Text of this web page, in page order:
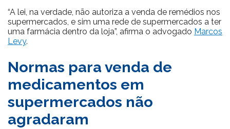
“A lei, na verdade, não autoriza a venda de remédios nos
supermercados, e sim uma rede de supermercados a ter
uma farmácia dentro da loja”, afirma o advogado Marcos
Levy.
Normas para venda de
medicamentos em
supermercados não
agradaram